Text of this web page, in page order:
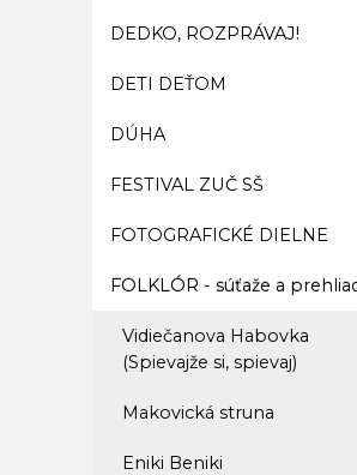
DEDKO, ROZPRÁVAJ!
DETI DEŤOM
DÚHA
FESTIVAL ZUČ SŠ
FOTOGRAFICKÉ DIELNE
FOLKLÓR - súťaže a
Vidiečanova Habovka
(Spievajže si, spievaj)
Makovická struna
Eniki Beniki